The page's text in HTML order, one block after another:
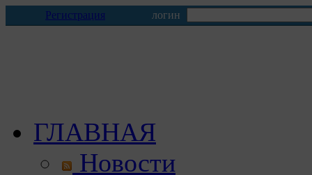
Регистрация логин
ГЛАВНАЯ
Новости